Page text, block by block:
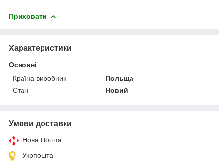
Приховати
Характеристики
Основні
Країна виробник
Польща
Стан
Новий
Умови доставки
Нова Пошта
Укрпошта